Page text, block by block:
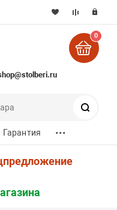
0
Гарантия ...